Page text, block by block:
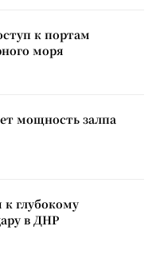
к портам
моря
мощность залпа
к глубокому
в ДНР